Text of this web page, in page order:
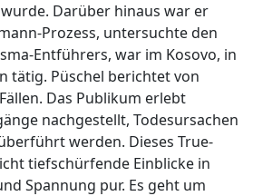
Darüber hinaus war er
Prozess, untersuchte den
Entführers, war im Kosovo, in
tätig. Püschel berichtet von
Das Publikum erlebt
nachgestellt, Todesursachen
werden. Dieses True-
tiefschürfende Einblicke in
Spannung pur. Es geht um